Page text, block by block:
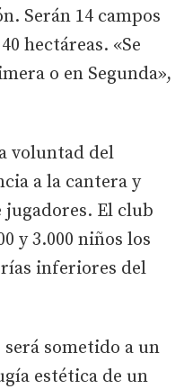
Serán 14 campos
hectáreas. «Se
o en Segunda»,
voluntad del
a la cantera y
jugadores. El club
y 3.000 niños los
inferiores del
sometido a un
estética de un